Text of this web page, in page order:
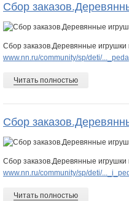
Сбор
Сбор заказов.Деревянные игрушки
www.nn.ru/community/sp/deti/
Читать полностью
Сбор
Сбор заказов.Деревянные игрушки
www.nn.ru/community/sp/deti/
Читать полностью